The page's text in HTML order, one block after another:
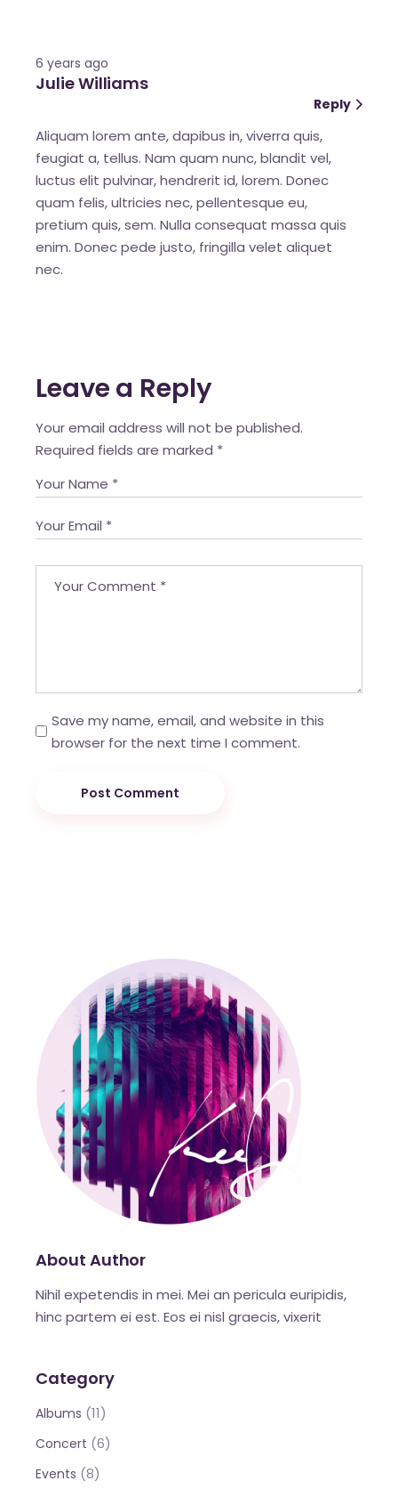
6 years ago
Julie Williams
Reply
Aliquam lorem ante, dapibus in, viverra quis,
feugiat a, tellus. Nam quam nunc, blandit vel,
luctus elit pulvinar, hendrerit id, lorem. Donec
quam felis, ultricies nec, pellentesque eu,
pretium quis, sem. Nulla consequat massa quis
enim. Donec pede justo, fringilla velet aliquet
nec.
Leave a Reply
Your email address will not be published.
Required fields are marked *
Save my name, email, and website in this
browser for the next time I comment.
Post Comment
About Author
Nihil expetendis in mei. Mei an pericula euripidis,
hinc partem ei est. Eos ei nisl graecis, vixerit
Category
Albums (11)
Concert (6)
Events (8)